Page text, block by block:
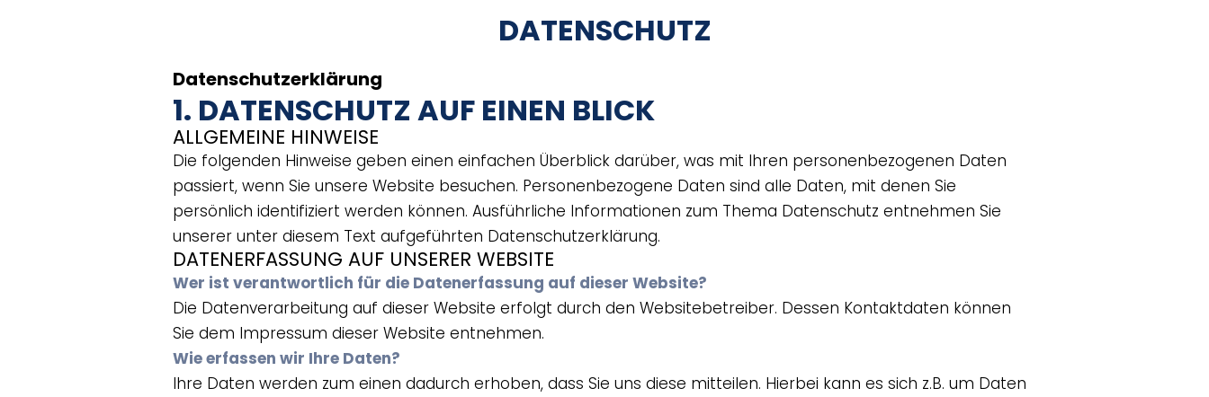
DATENSCHUTZ
Datenschutzerklärung
1. DATENSCHUTZ AUF EINEN BLICK
ALLGEMEINE HINWEISE
Die folgenden Hinweise geben einen einfachen Überblick darüber, was mit Ihren personenbezogenen Daten
passiert, wenn Sie unsere Website besuchen. Personenbezogene Daten sind alle Daten, mit denen Sie
persönlich identifiziert werden können. Ausführliche Informationen zum Thema Datenschutz entnehmen Sie
unserer unter diesem Text aufgeführten Datenschutzerklärung.
DATENERFASSUNG AUF UNSERER WEBSITE
Wer ist verantwortlich für die Datenerfassung auf dieser Website?
Die Datenverarbeitung auf dieser Website erfolgt durch den Websitebetreiber. Dessen Kontaktdaten können
Sie dem Impressum dieser Website entnehmen.
Wie erfassen wir Ihre Daten?
Ihre Daten werden zum einen dadurch erhoben, dass Sie uns diese mitteilen. Hierbei kann es sich z.B. um Daten